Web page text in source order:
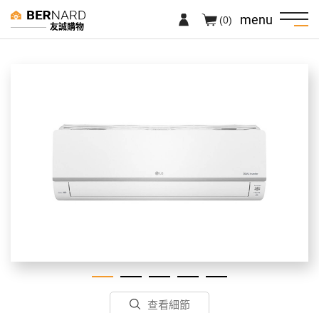
友誠購物 menu
(0)
查看細節